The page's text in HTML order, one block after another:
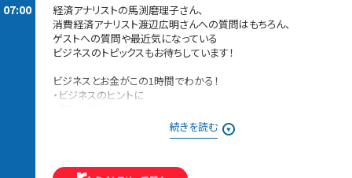
07:00
経済アナリストの馬渕磨理子さん、
消費経済アナリスト渡辺広明さんへの質問はもちろん、
ゲストへの質問や最近気になっている
ビジネスのトピックスもお待ちしています！
ビジネスとお金がこの1時間でわかる！
・ビジネスのヒントに
何気なく聴いても勉強になったり、
続きを読む